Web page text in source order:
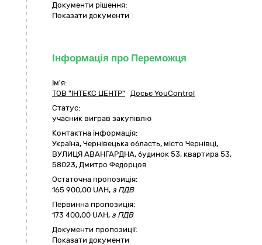
Документи рішення:
Показати документи
Інформація про Переможця
Ім'я:
ТОВ "ІНТЕКС ЦЕНТР" Досьє YouControl
Статус:
учасник виграв закупівлю
Контактна інформація:
Україна, Чернівецька область, місто Чернівці,
ВУЛИЦЯ АВАНГАРДНА, будинок 53, квартира 53,
58023, Дмитро Федорцов
Остаточна пропозиція:
165 900,00 UAH, з ПДВ
Первинна пропозиція:
173 400,00 UAH, з ПДВ
Документи пропозиції:
Показати документи